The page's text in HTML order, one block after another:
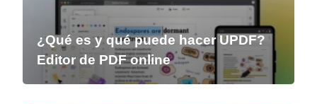
¿Qué es y qué puede hacer UPDF?
Editor de PDF online